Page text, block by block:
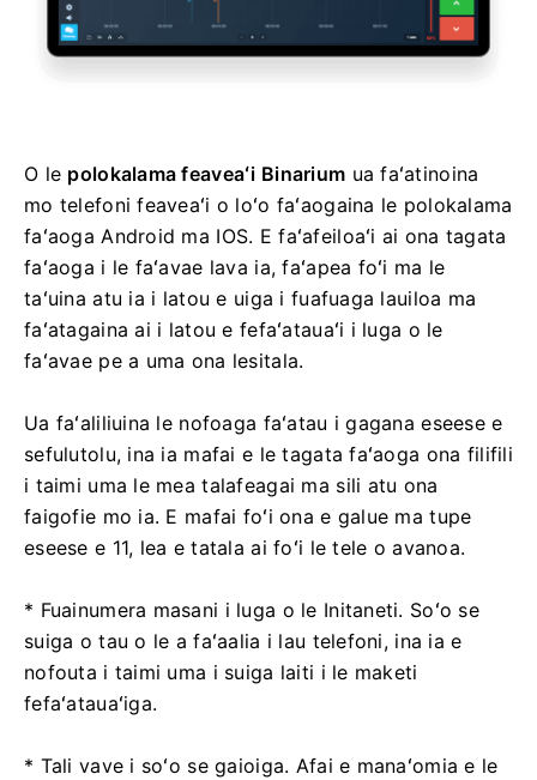
O le polokalama feaveaʻi Binarium ua faʻatinoina
mo telefoni feaveaʻi o loʻo faʻaogaina le polokalama
faʻaoga Android ma IOS. E faʻafeiloaʻi ai ona tagata
faʻaoga i le faʻavae lava ia, faʻapea foʻi ma le
taʻuina atu ia i latou e uiga i fuafuaga lauiloa ma
faʻatagaina ai i latou e fefaʻatauaʻi i luga o le
faʻavae pe a uma ona lesitala.
Ua faʻaliliuina le nofoaga faʻatau i gagana eseese e
sefulutolu, ina ia mafai e le tagata faʻaoga ona filifili
i taimi uma le mea talafeagai ma sili atu ona
faigofie mo ia. E mafai foʻi ona e galue ma tupe
eseese e 11, lea e tatala ai foʻi le tele o avanoa.
* Fuainumera masani i luga o le Initaneti. Soʻo se
suiga o tau o le a faʻaalia i lau telefoni, ina ia e
nofouta i taimi uma i suiga laiti i le maketi
fefaʻatauaʻiga.
* Tali vave i soʻo se gaioiga. Afai e manaʻomia e le